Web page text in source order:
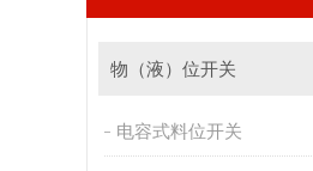
物（液）位开关
电容式料位开关